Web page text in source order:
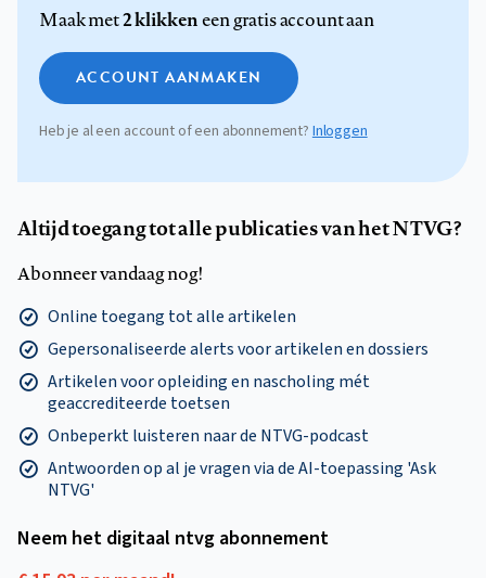
Maak met2 klikkeneen gratis account aan
ACCOUNT AANMAKEN
Heb je al een account of een abonnement?Inloggen
Altijd toegang tot alle publicaties van het NTVG?
Abonneer vandaag nog!
Online toegang tot alle artikelen
Gepersonaliseerde alerts voor artikelen en dossiers
Artikelen voor opleiding en nascholing mét
geaccrediteerde toetsen
Onbeperkt luisteren naar de NTVG-podcast
Antwoorden op al je vragen via de AI-toepassing 'Ask
NTVG'
Neem het digitaal ntvg abonnement